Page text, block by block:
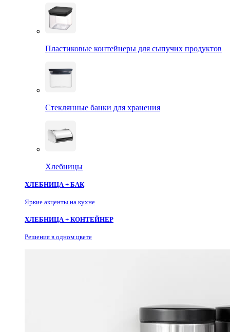
Пластиковые контейнеры для сыпучих продуктов
Стеклянные банки для хранения
Хлебницы
ХЛЕБНИЦА + БАК
Яркие акценты на кухне
ХЛЕБНИЦА + КОНТЕЙНЕР
Решения в одном цвете